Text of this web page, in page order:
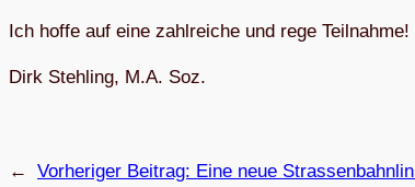
Ich hoffe auf eine zahl­rei­che und rege Teilnahme!
Dirk Steh­ling, M.A. Soz.
← Vorheriger Beitrag: Eine neue